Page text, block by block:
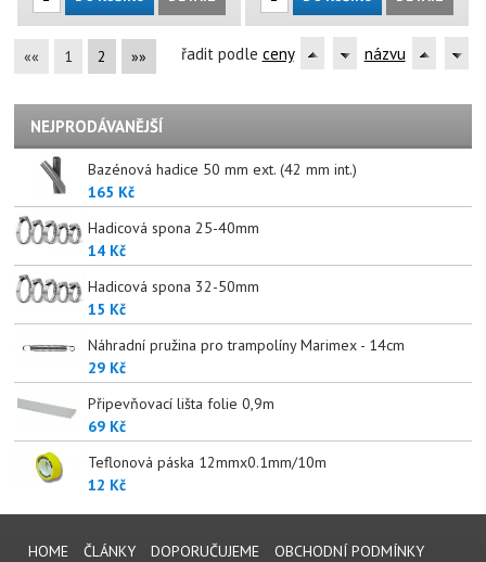
«« 1 2 »» řadit podle ceny názvu
NEJPRODÁVANĚJŠÍ
Bazénová hadice 50 mm ext. (42 mm int.)
165 Kč
Hadicová spona 25-40mm
14 Kč
Hadicová spona 32-50mm
15 Kč
Náhradní pružina pro trampolíny Marimex - 14cm
29 Kč
Připevňovací lišta folie 0,9m
69 Kč
Teflonová páska 12mmx0.1mm/10m
12 Kč
HOME ČLÁNKY DOPORUČUJEME
OBCHODNÍ PODMÍNKY